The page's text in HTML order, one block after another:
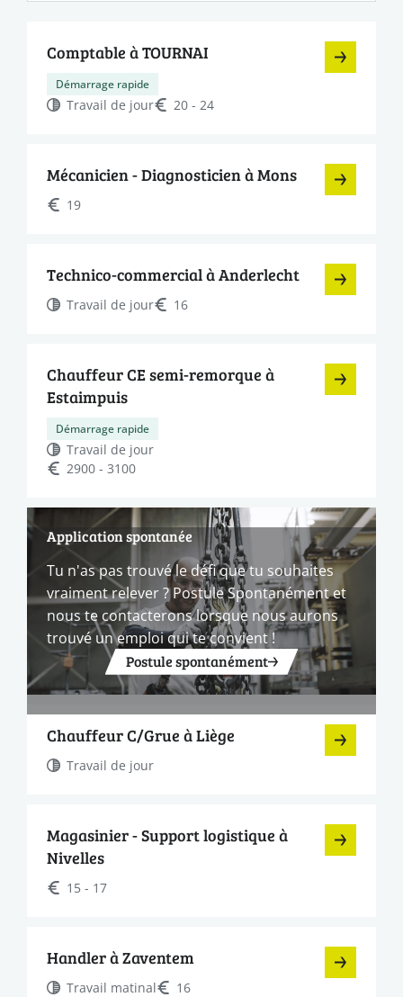
Comptable à TOURNAI
Démarrage rapide
Travail de jour 20 - 24
Mécanicien - Diagnosticien à Mons
19
Technico-commercial à Anderlecht
Travail de jour 16
Chauffeur CE semi-remorque à
Estaimpuis
Démarrage rapide
Travail de jour
2900 - 3100
Application spontanée
Tu n'as pas trouvé le défi que tu souhaites
vraiment relever ? Postule Spontanément et
nous te contacterons lorsque nous aurons
trouvé un emploi qui te convient !
Postule spontanément
Chauffeur C/Grue à Liège
Travail de jour
Magasinier - Support logistique à
Nivelles
15 - 17
Handler à Zaventem
Travail matinal 16